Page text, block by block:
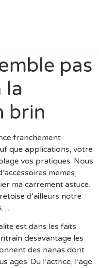
pas
la
brin
franchement
que applications, votre
vos pratiques. Nous
memes,
ma carrement astuce.
d’ailleurs notre
est dans les faits
desavantage les
des nanas dont
ages. Du l’actrice, l’age